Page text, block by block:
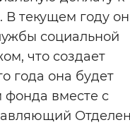
В текущем году
социальной
что создает
года она будет
фонда вместе с